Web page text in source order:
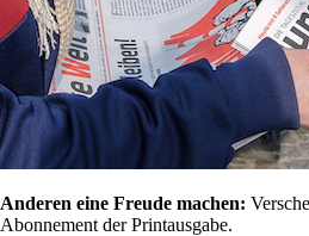
Anderen eine Freude machen:
Abonnement der Printausgabe.